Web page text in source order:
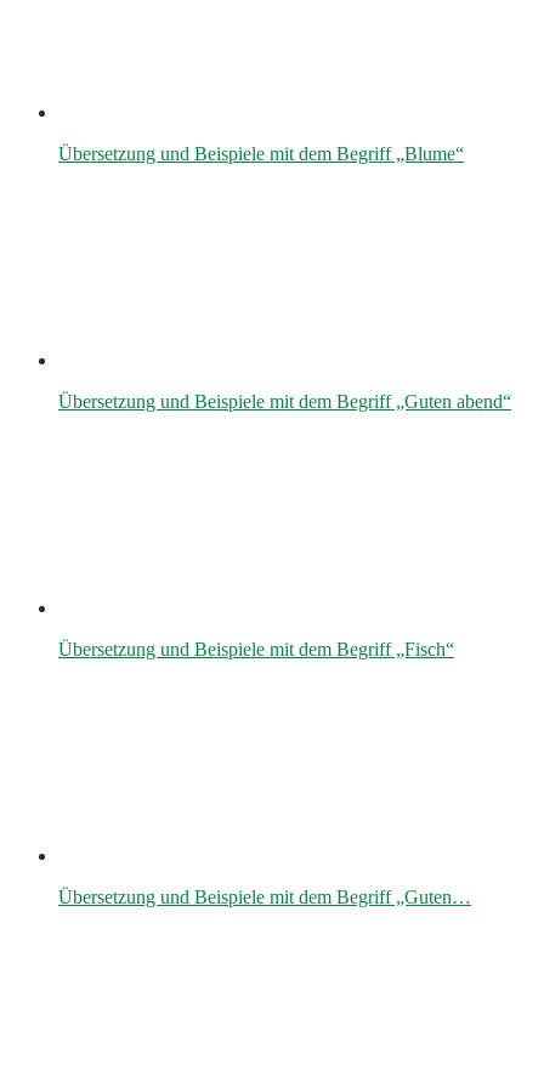
Übersetzung und Beispiele mit dem Begriff „Blume“
Übersetzung und Beispiele mit dem Begriff „Guten abend“
Übersetzung und Beispiele mit dem Begriff „Fisch“
Übersetzung und Beispiele mit dem Begriff „Guten…